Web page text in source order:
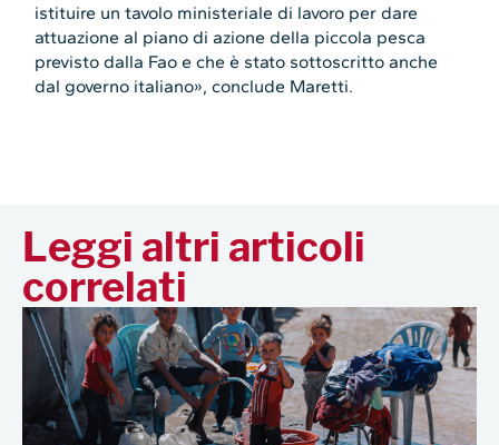
istituire un tavolo ministeriale di lavoro per dare
attuazione al piano di azione della piccola pesca
previsto dalla Fao e che è stato sottoscritto anche
dal governo italiano», conclude Maretti.
Leggi altri articoli
correlati